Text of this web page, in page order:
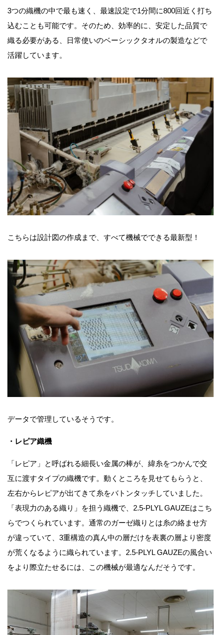
3つの織機の中で最も速く、最速設定で1分間に800回近く打ち
込むことも可能です。そのため、効率的に、安定した品質で
織る​​必要がある、日常使いのベーシックタオルの製造などで
活躍​​しています。
こちらは設計図の作成まで、すべて機械でできる最新型！
データで管理しているそうです。
・レピア織機
「レピア」と呼ばれる細長い金属の棒が、緯糸をつかんで交
互に渡すタイプの織機です。動くところを見せてもらうと、
左右からレピアが出てきて糸をバトンタッチしていました。
「表現力のある織り」を担う織機で、2.5-PLYL GAUZEはこち
らでつくられています。通常のガーゼ織りとは糸の絡ませ方
が違っていて、3重構造の真ん中の層だけを表裏の層より密度
が荒くなるように織られています。2.5-PLYL GAUZE​​の風合い
をより際立たせるには、この機械が最適なんだそうです。